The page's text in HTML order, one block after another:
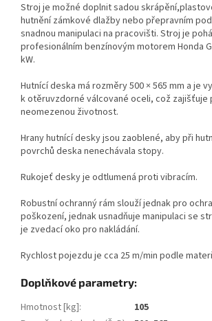
Stroj je možné doplnit sadou
hutnění zámkové dlažby nebo přepravním
snadnou manipulaci na pracovišti. Stroj je
profesionálním benzínovým motorem Honda
kW.
Hutnící deska má rozměry 500 × 565 mm a je
k otěruvzdorné válcované oceli, což zajišťuje
neomezenou životnost.
Hrany hutnící desky jsou zaoblené, aby při
povrchů deska nenechávala stopy.
Rukojeť desky je odtlumená proti vibracím.
Robustní ochranný rám slouží jednak pro
poškození, jednak usnadňuje manipulaci se
je zvedací oko pro nakládání.
Rychlost pojezdu je cca 25 m/min podle
Doplňkové parametry:
Hmotnost [kg]:
105